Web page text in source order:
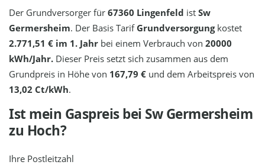
Der Grundversorger für67360 Lingenfeld istSw
Germersheim. Der Basis Tarif Grundversorgungkostet
2.771,51 € im 1. Jahr bei einem Verbrauch von20000
kWh/Jahr. Dieser Preis setzt sich zusammen aus dem
Grundpreis in Höhe von 167,79 € und dem Arbeitspreis von
13,02 Ct/kWh.
Ist mein Gaspreis bei Sw Germersheim
zu Hoch?
Ihre Postleitzahl